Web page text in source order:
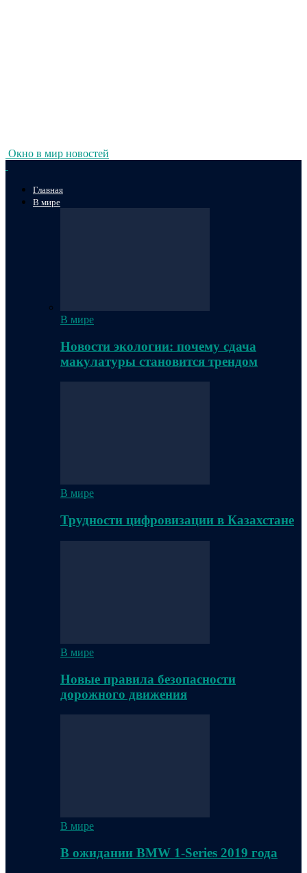
Окно в мир новостей
Главная
В мире
В мире
Новости экологии: почему сдача
макулатуры становится трендом
В мире
Трудности цифровизации в Казахстане
В мире
Новые правила безопасности
дорожного движения
В мире
В ожидании BMW 1-Series 2019 года